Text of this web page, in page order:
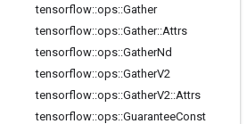
tensorflow::ops::Gather
tensorflow::ops::Gather::Attrs
tensorflow::ops::GatherNd
tensorflow::ops::GatherV2
tensorflow::ops::GatherV2::Attrs
tensorflow::ops::GuaranteeConst